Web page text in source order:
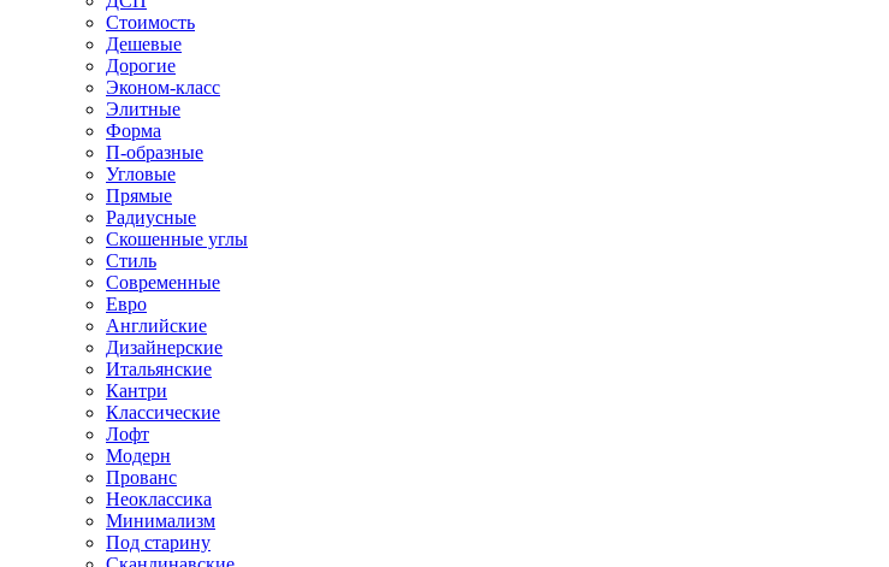
Стоимость
Дешевые
Дорогие
Эконом-класс
Элитные
Форма
П-образные
Угловые
Прямые
Радиусные
Скошенные углы
Стиль
Современные
Евро
Английские
Дизайнерские
Итальянские
Кантри
Классические
Лофт
Модерн
Прованс
Неоклассика
Минимализм
Под старину